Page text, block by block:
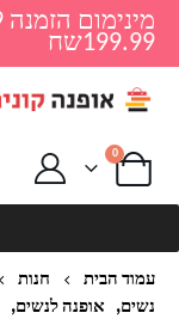
199.99שח
0
עמוד הבית
חנות
נשים, אופנה לנשים,